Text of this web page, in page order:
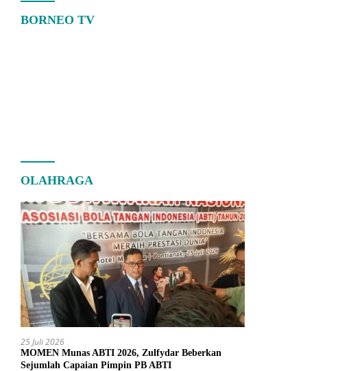
BORNEO TV
OLAHRAGA
25 Juli 2026
MOMEN Munas ABTI 2026, Zulfydar Beberkan
Sejumlah Capaian Pimpin PB ABTI